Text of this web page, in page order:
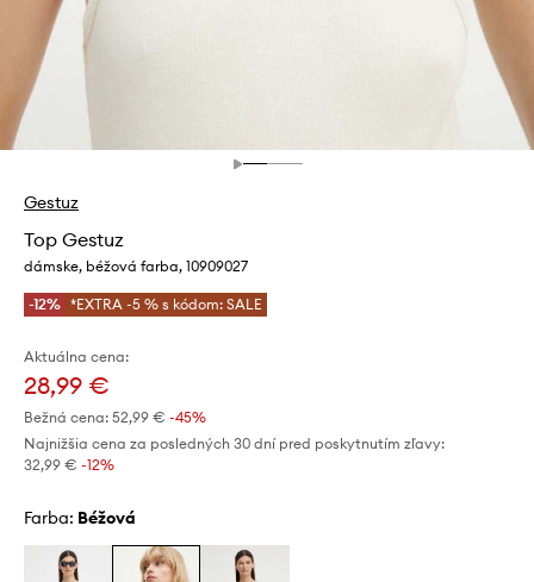
Gestuz
Top Gestuz
dámske, béžová farba, 10909027
-12% *EXTRA -5 % s kódom: SALE
Aktuálna cena:
28,99 €
Bežná cena: 52,99 € -45%
Najnižšia cena za posledných 30 dní pred poskytnutím zľavy:
32,99 € -12%
Farba: béžová